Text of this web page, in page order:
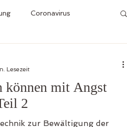
Coronavirus
können mit Angst
2
zur Bewältigung der
Lesezeit